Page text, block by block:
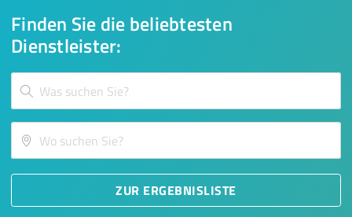
Finden Sie die beliebtesten
Dienstleister:
ZUR ERGEBNISLISTE